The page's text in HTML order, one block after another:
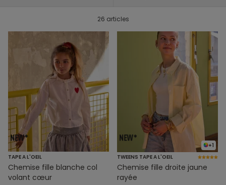
26 articles
TAPE A L'OEIL
Chemise fille blanche col
volant cœur
+1
TWEENS TAPE A L'OEIL
Chemise fille droite jaune
rayée